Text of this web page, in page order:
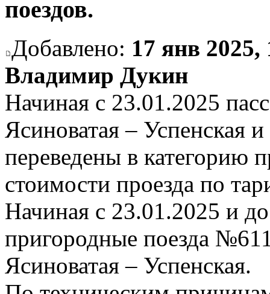
поездов.
Добавлено: 17 янв 2025,
Владимир Дукин
Начиная с 23.01.2025
Ясиноватая – Успенская
переведены в категорию
стоимости проезда по
Начиная с 23.01.2025 и
пригородные поезда
Ясиноватая – Успенская.